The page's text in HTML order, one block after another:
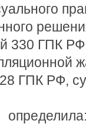
330 ГПК
ГПК РФ,